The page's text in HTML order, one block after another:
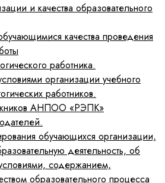
и качества образовательного
качества проведения
работника.
организации учебного
работников.
АНПОО «РЭПК»
обучающихся организации,
деятельность, об
содержанием,
образовательного процесса